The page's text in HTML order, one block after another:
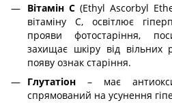
Вітамін С (Ethyl Ascorbyl
вітаміну С, освітлює
прояви фотостаріння,
захищає шкіру від вільних
появу ознак старіння.
Глутатіон – має
спрямований на усунення